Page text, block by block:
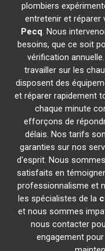
plombiers
entretenir et réparer
Pecq. Nous
besoins, que ce soit
vérification
travailler sur les
disposent des
et réparer rapidement
chaque minute
efforçons de
délais. Nos tarifs
garanties sur nos
d'esprit. Nous
satisfaits en
professionnalisme et
les spécialistes de la
et nous sommes
nous contacter
engagement